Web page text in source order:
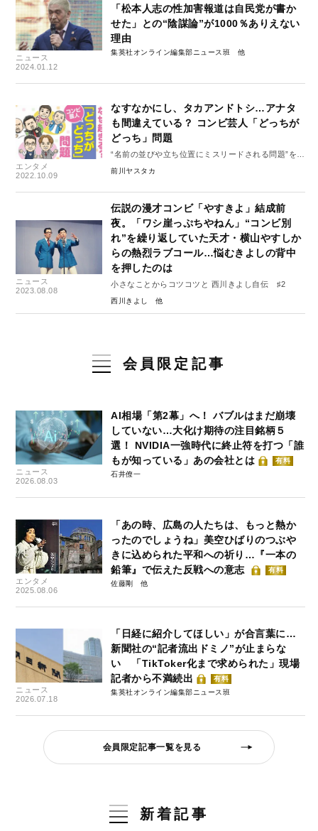
ニュース
2024.01.12
「松本人志の性加害報道は自民党が書か
せた」との“陰謀論”が1000％ありえない
理由
集英社オンライン編集部ニュース班
エンタメ
2022.10.09
なすなかにし、タカアンドトシ…アナタ
も間違えている？ コンビ芸人「どっちが
どっち」問題
“名前の並びや立ち位置にミスリードされる問題”を検
証
前川ヤスタカ
ニュース
2023.08.08
伝説の漫才コンビ「やすきよ」結成前
夜。「ワシ崖っぷちやねん」“コンビ別
れ”を繰り返していた天才・横山やすしか
らの熱烈ラブコール…悩むきよしの背中
を押したのは
小さなことからコツコツと 西川きよし自伝 ♯2
西川きよし
会員限定記事
ニュース
2026.08.03
AI相場「第2幕」へ！ バブルはまだ崩壊
していない…大化け期待の注目銘柄５
選！ NVIDIA一強時代に終止符を打つ「誰
もが知っている」あの会社とは
有料
石井僚一
エンタメ
2025.08.06
「あの時、広島の人たちは、もっと熱か
ったのでしょうね」美空ひばりのつぶや
きに込められた平和への祈り…『一本の
鉛筆』で伝えた反戦への意志
有料
佐藤剛
ニュース
2026.07.18
「日経に紹介してほしい」が合言葉に…
新聞社の“記者流出ドミノ”が止まらな
い 「TikToker化まで求められた」現場
記者から不満続出
有料
集英社オンライン編集部ニュース班
会員限定記事一覧を見る
新着記事